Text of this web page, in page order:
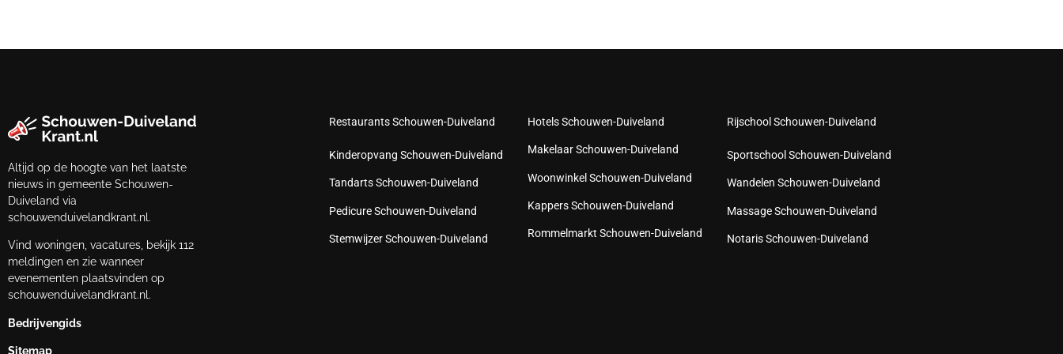
Altijd op de hoogte van het laatste
nieuws in gemeente Schouwen-
Duiveland via
schouwenduivelandkrant.nl.
Vind woningen, vacatures, bekijk 112
meldingen en zie wanneer
evenementen plaatsvinden op
schouwenduivelandkrant.nl.
Bedrijvengids
Sitemap
Restaurants Schouwen-Duiveland
Kinderopvang Schouwen-Duiveland
Tandarts Schouwen-Duiveland
Pedicure Schouwen-Duiveland
Stemwijzer Schouwen-Duiveland
Hotels Schouwen-Duiveland
Makelaar Schouwen-Duiveland
Woonwinkel Schouwen-Duiveland
Kappers Schouwen-Duiveland
Rommelmarkt Schouwen-Duiveland
Rijschool Schouwen-Duiveland
Sportschool Schouwen-Duiveland
Wandelen Schouwen-Duiveland
Massage Schouwen-Duiveland
Notaris Schouwen-Duiveland